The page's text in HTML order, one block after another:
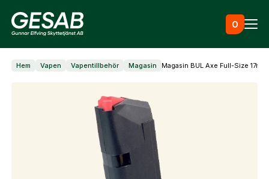
0
Ammunition
Utrustning
Jaktkläder & skor
Hem Vapen Vapentillbehör Magasin Magasin BUL Axe Full-Size 17rd